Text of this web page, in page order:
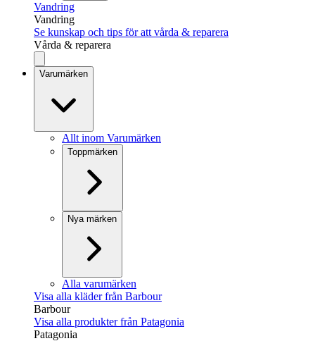
Vandring
Vandring
Se kunskap och tips för att vårda & reparera
Vårda & reparera
Varumärken
Allt inom Varumärken
Toppmärken
Nya märken
Alla varumärken
Visa alla kläder från Barbour
Barbour
Visa alla produkter från Patagonia
Patagonia